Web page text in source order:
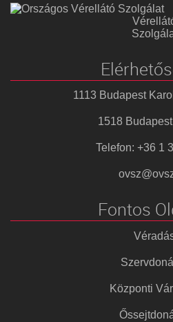
1113 Budapest
1518
Telefon: +36 1
Fontos
Központi